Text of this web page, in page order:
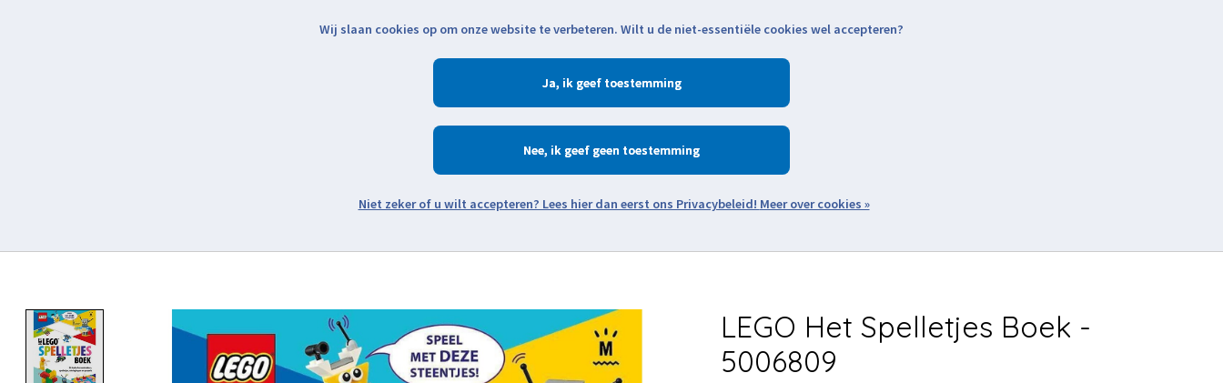
Zoeken
LEGO Het Spelletjes Boek -
5006809
Wij slaan cookies op om onze website te verbeteren. Wilt u de niet-essentiële cookies wel accepteren?
Ja
Nee
Meer over cookies »